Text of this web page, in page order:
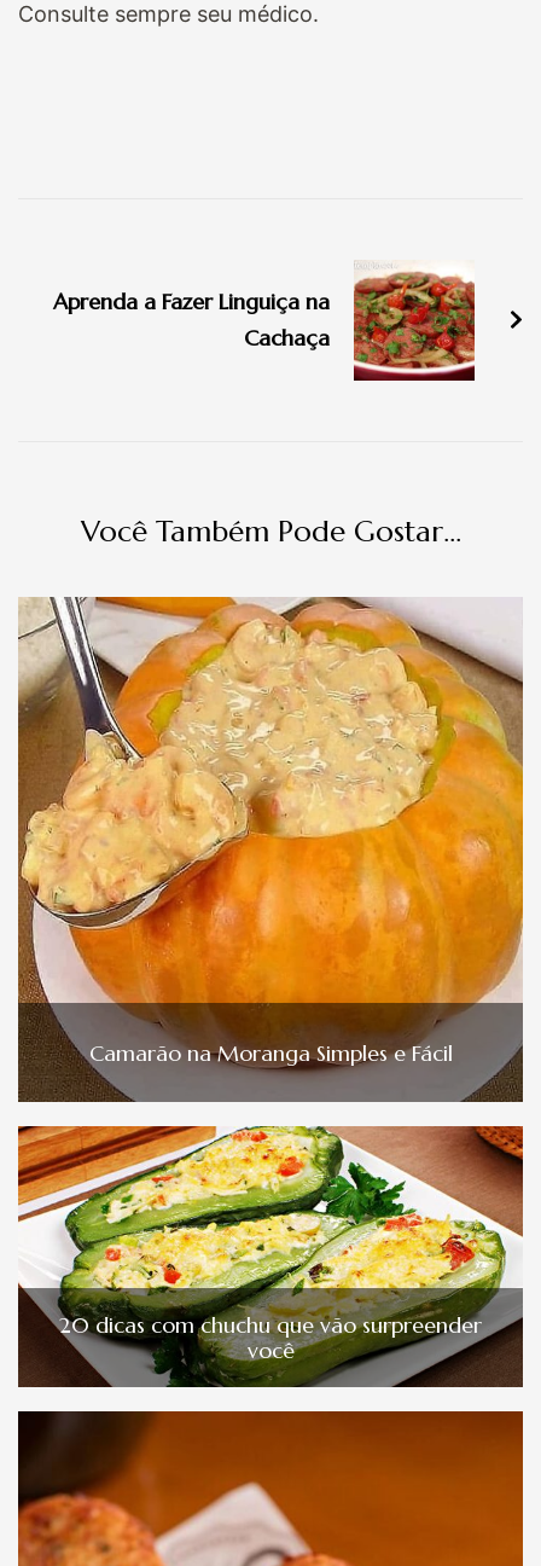
Consulte sempre seu médico.
post
Aprenda a Fazer Linguiça na
Cachaça
Você Também Pode Gostar...
Camarão na Moranga Simples e Fácil
20 dicas com chuchu que vão surpreender
você